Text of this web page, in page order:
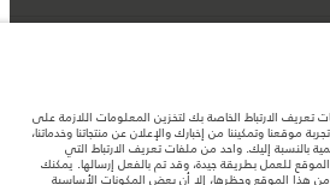
المذكورة على هذا الموقع قد تختلف من بلد إلى
الرجاء التواصل مع وكيلنا المحلي للتأكد من توفّرها
تعريف الارتباط الخاصة بك لتخزين المعلومات اللازمة على
موقعنا وتمكيننا من إخبارك والإعلان عن منتجاتنا وخدماتنا،
بالنسبة إليك. واحد من ملفات تعريف الارتباط التي
للعمل بطريقة جيدة، وقد تم بالفعل إرسالها. يمكنك
هذا الموقع وحظرها، إلا أن بعض المكونات الأساسية